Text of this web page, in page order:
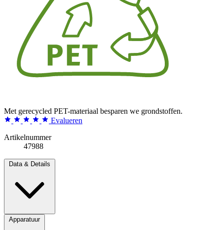
Met gerecycled PET-materiaal besparen we grondstoffen.
Evalueren
Artikelnummer
47988
Data & Details
Apparatuur